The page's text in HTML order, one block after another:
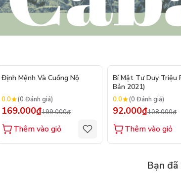
- 15%
Định Mệnh Và Cuồng Nộ
0.0 (0 Đánh giá)
169.000₫199.000₫
Thêm vào giỏ
Bí Mật Tư Duy Triệu
Bản 2021)
0.0 (0 Đánh giá)
92.000₫108.000₫
Thêm vào giỏ
Bạn đã